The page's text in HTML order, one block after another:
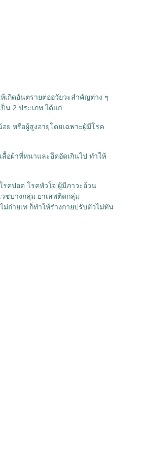
เกิดอันตรายต่ออวัยวะสำคัญต่าง ๆ
น 2 ประเภท ได้แก่
ย หรือผู้สูงอายุโดยเฉพาะผู้มีโรค
อผ้าที่หนาและอึดอัดเกินไป ทำให้
รคปอด โรคหัวใจ ผู้มีภาวะอ้วน
ชบางกลุ่ม ยาเสพติดกลุ่ม
ถ่ายเท ก็ทำให้ร่างกายปรับตัวไม่ทัน